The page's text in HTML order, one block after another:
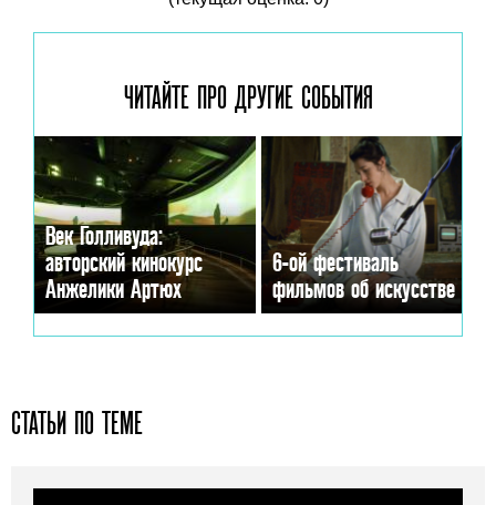
ЧИТАЙТЕ ПРО ДРУГИЕ СОБЫТИЯ
Век Голливуда:
авторский кинокурс
Анжелики Артюх
6-ой фестиваль
фильмов об искусстве
СТАТЬИ ПО ТЕМЕ